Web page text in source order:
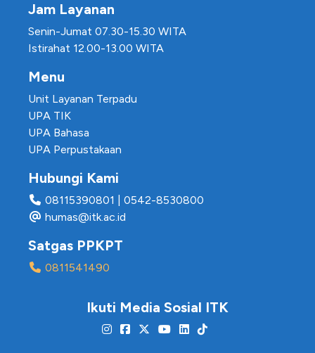
Jam Layanan
Senin-Jumat 07.30-15.30 WITA
Istirahat 12.00-13.00 WITA
Menu
Unit Layanan Terpadu
UPA TIK
UPA Bahasa
UPA Perpustakaan
Hubungi Kami
08115390801
0542-8530800
humas@itk.ac.id
Satgas PPKPT
0811541490
Ikuti Media Sosial ITK